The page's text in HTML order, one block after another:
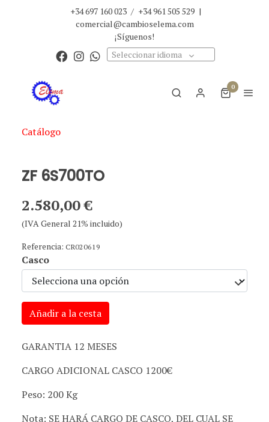
+34 697 160 023 / +34 961 505 529 |
comercial@cambioselema.com
¡Síguenos!
Seleccionar idioma
0
Catálogo
ZF 6S700TO
2.580,00 €
(IVA General 21% incluido)
Referencia: CR020619
Casco
Añadir a la cesta
GARANTIA 12 MESES
CARGO ADICIONAL CASCO 1200€
Peso: 200 Kg
Nota: SE HARÁ CARGO DE CASCO, DEL CUAL SE